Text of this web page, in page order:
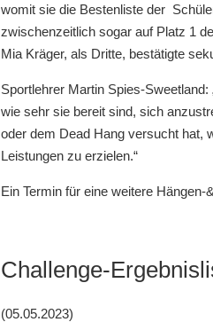
womit sie die Bestenliste der
zwischenzeitlich sogar auf Platz 1
Mia Kräger, als Dritte, bestätigte
Sportlehrer Martin Spies-
wie sehr sie bereit sind, sich
oder dem Dead Hang versucht hat,
Leistungen zu erzielen.“
Ein Termin für eine weitere
Challenge-
(05.05.2023)